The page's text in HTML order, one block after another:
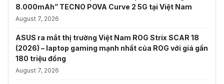
8.000mAh” TECNO POVA Curve 2 5G tại Việt Nam
August 7, 2026
ASUS ra mắt thị trường Việt Nam ROG Strix SCAR 18
(2026) – laptop gaming mạnh nhất của ROG với giá gần
180 triệu đồng
August 7, 2026